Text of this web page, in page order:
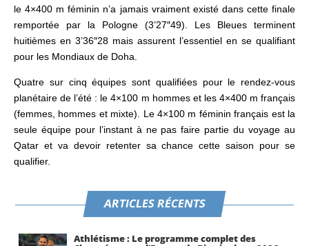
le 4×400 m féminin n’a jamais vraiment existé dans cette finale
remportée par la Pologne (3’27″49). Les Bleues terminent
huitièmes en 3’36″28 mais assurent l’essentiel en se qualifiant
pour les Mondiaux de Doha.
Quatre sur cinq équipes sont qualifiées pour le rendez-vous
planétaire de l’été : le 4×100 m hommes et les 4×400 m français
(femmes, hommes et mixte). L e 4×100 m féminin français est la
seule équipe pour l’instant à ne pas faire partie du voyage au
Qatar et va devoir retenter sa chance cette saison pour se
qualifier.
ARTICLES RÉCENTS
Athlétisme : Le programme complet des